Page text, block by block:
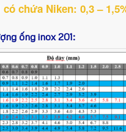
có chứa Niken: 0,3 –
ống inox 201: